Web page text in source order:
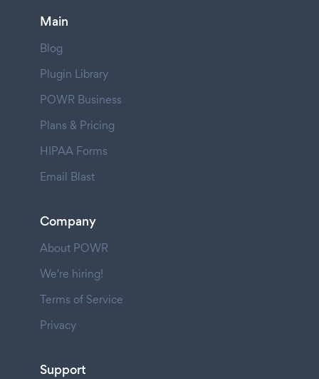
Main
Blog
Plugin Library
POWR Business
Plans & Pricing
HIPAA Forms
Email Blast
Company
About POWR
We're hiring!
Terms of Service
Privacy
Support